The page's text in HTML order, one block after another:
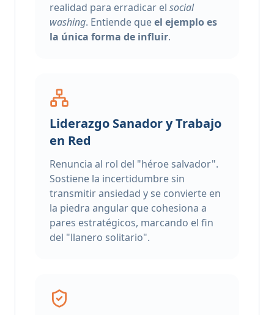
realidad para erradicar el social
washing. Entiende queel ejemplo es
la única forma de influir.
Liderazgo Sanador y Trabajo
en Red
Renuncia al rol del "héroe salvador".
Sostiene la incertidumbre sin
transmitir ansiedad y se convierte en
la piedra angular que cohesiona a
pares estratégicos, marcando el fin
del "llanero solitario".